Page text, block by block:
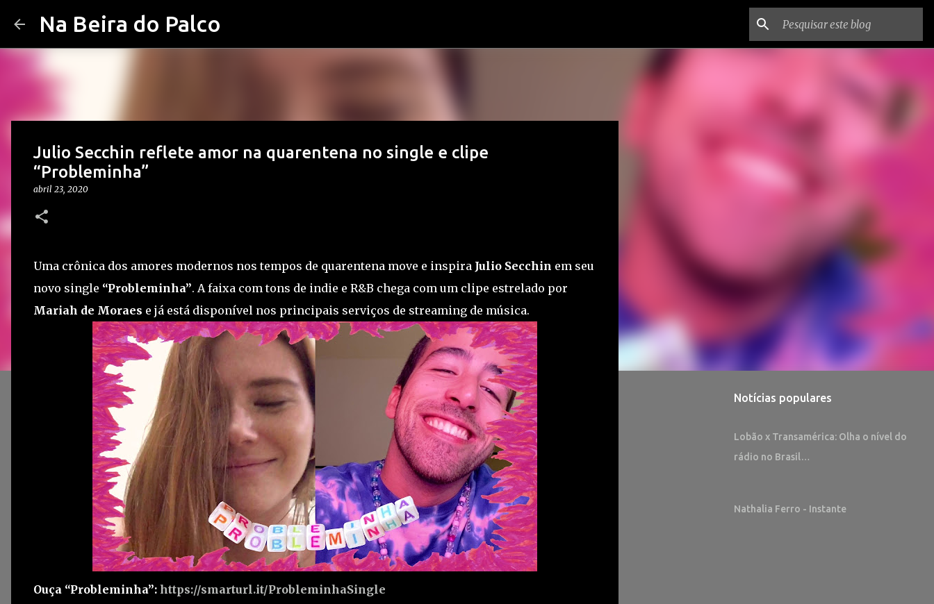
Na Beira do Palco
Julio Secchin reflete amor na quarentena no single e clipe
“Probleminha”
abril 23, 2020
Uma crônica dos amores modernos nos tempos de quarentena move e inspira Julio Secchin em seu
novo single “Probleminha”. A faixa com tons de indie e R&B chega com um clipe estrelado por
Mariah de Moraes e já está disponível nos principais serviços de streaming de música.
Ouça “Probleminha”: https://smarturl.it/ProbleminhaSingle
Notícias populares
Lobão x Transamérica: Olha o nível do
rádio no Brasil…
Nathalia Ferro - Instante